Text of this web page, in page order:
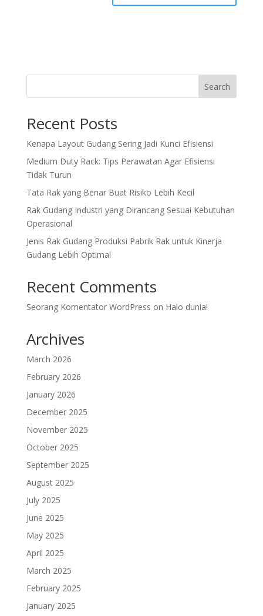
Search
Recent Posts
Kenapa Layout Gudang Sering Jadi Kunci Efisiensi
Medium Duty Rack: Tips Perawatan Agar Efisiensi
Tidak Turun
Tata Rak yang Benar Buat Risiko Lebih Kecil
Rak Gudang Industri yang Dirancang Sesuai Kebutuhan
Operasional
Jenis Rak Gudang Produksi Pabrik Rak untuk Kinerja
Gudang Lebih Optimal
Recent Comments
Seorang Komentator WordPress on Halo dunia!
Archives
March 2026
February 2026
January 2026
December 2025
November 2025
October 2025
September 2025
August 2025
July 2025
June 2025
May 2025
April 2025
March 2025
February 2025
January 2025